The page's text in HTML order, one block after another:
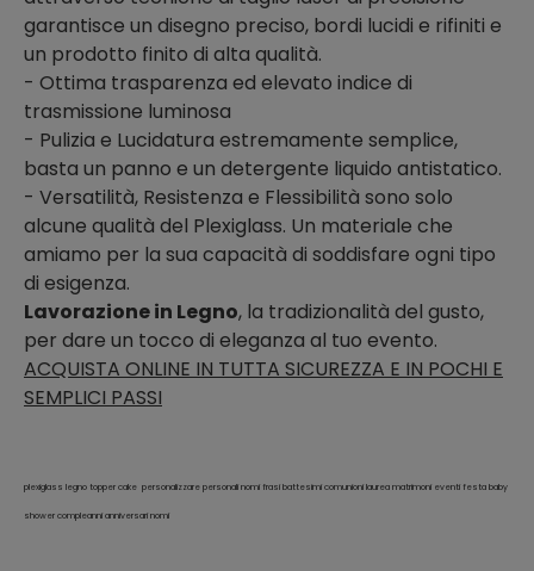
garantisce un disegno preciso, bordi lucidi e rifiniti e
un prodotto finito di alta qualità.
- Ottima trasparenza ed elevato indice di
trasmissione luminosa
- Pulizia e Lucidatura estremamente semplice,
basta un panno e un detergente liquido antistatico.
- Versatilità, Resistenza e Flessibilità sono solo
alcune qualità del Plexiglass. Un materiale che
amiamo per la sua capacità di soddisfare ogni tipo
di esigenza.
Lavorazione in Legno, la tradizionalità del gusto,
per dare un tocco di eleganza al tuo evento.
ACQUISTA ONLINE IN TUTTA SICUREZZA E IN POCHI E
SEMPLICI PASSI
plexiglass legno topper cake personalizzare personali nomi frasi battesimi comunioni laurea matrimoni eventi festa baby
shower compleanni anniversari nomi